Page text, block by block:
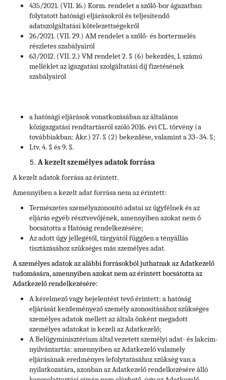
435/2021. (VII. 16.) Korm. rendelet a szőlő-bor ágazatban
folytatott hatósági eljárásokról és teljesítendő
adatszolgáltatási kötelezettségekről
26/2021. (VII. 29.) AM rendelet a szőlő- és bortermelés
részletes szabályairól
63/2012. (VII. 2.) VM rendelet 2. § (6) bekezdés, 1. számú
melléklet az igazgatási szolgáltatási díj fizetésének
szabályairól
a hatósági eljárások vonatkozásában az általános
közigazgatási rendtartásról szóló 2016. évi CL. törvény (a
továbbiakban: Ákr.) 27. § (2) bekezdése, valamint a 33–34. §;
Ltv. 4. § és 9. §.
A kezelt személyes adatok forrása
A kezelt adatok forrása az érintett.
Amennyiben a kezelt adat forrása nem az érintett:
Természetes személyazonosító adatai az ügyfélnek és az
eljárás egyéb résztvevőjének, amennyiben azokat nem ő
bocsátotta a Hatóság rendelkezésére;
Az adott ügy jellegétől, tárgyától függően a tényállás
tisztázásához szükséges más személyes adat.
A személyes adatok az alábbi forrásokból juthatnak az Adatkezelő
tudomására, amennyiben azokat nem az érintett bocsátotta az
Adatkezelő rendelkezésére:
A kérelmező vagy bejelentést tevő érintett: a hatóság
eljárását kezdeményező személy azonosításához szükséges
személyes adatok mellett az általa önként megadott
személyes adatokat is kezeli az Adatkezelő;
A Belügyminisztérium által vezetett személyi adat- és lakcím-
nyilvántartás: amennyiben az Adatkezelő valamely
eljárásának eredményes lefolytatásához szükség van a
nyilatkozatára, azonban az Adatkezelő rendelkezésére álló